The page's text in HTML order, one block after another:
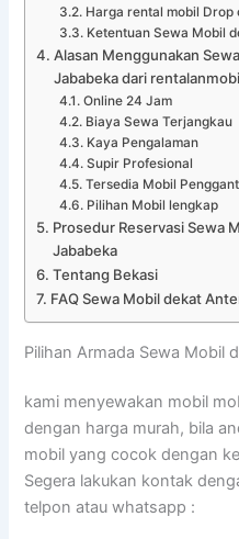
Harga rental mobil Drop
Ketentuan Sewa Mobil
Alasan Menggunakan
Jababeka dari
Online 24 Jam
Biaya Sewa Terjangkau
Kaya Pengalaman
Supir Profesional
Tersedia Mobil
Pilihan Mobil lengkap
Prosedur Reservasi Sewa
Jababeka
Tentang Bekasi
FAQ Sewa Mobil dekat
Pilihan Armada Sewa Mobil
kami menyewakan mobil
dengan harga murah, bila
mobil yang cocok dengan
Segera lakukan kontak
telpon atau whatsapp :